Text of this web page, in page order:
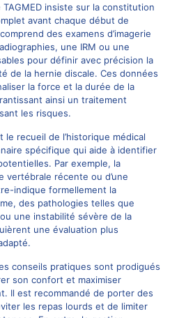
insiste sur la constitution
avant chaque début de
des examens d’imagerie
une IRM ou une
pour définir avec précision la
de la hernie discale. Ces données
la force et la durée de la
ainsi un traitement
les risques.
recueil de l’historique médical
spécifique qui aide à identifier
Par exemple, la
vertébrale récente ou d’une
indique formellement la
des pathologies telles que
une instabilité sévère de la
une évaluation plus
conseils pratiques sont prodigués
son confort et maximiser
Il est recommandé de porter des
les repas lourds et de limiter